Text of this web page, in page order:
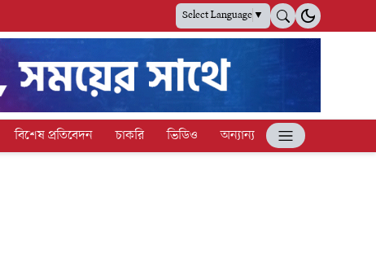
Select Language▼
বিশেষ প্রতিবেদন চাকরি ভিডিও অন্যান্য